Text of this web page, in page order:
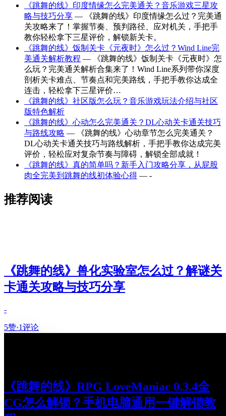
《跳舞的线》印度情缘怎么完美通关？音乐游戏三星攻
略与技巧分享 — 《跳舞的线》印度情缘怎么过？完美通
关攻略来了！掌握节奏、预判路径、应对机关，手把手
教你轻松拿下三星评价，解锁新关卡。
《跳舞的线》饭制关卡《元夜时》怎么过？Wind Line完
美通关解析教程 — 《跳舞的线》饭制关卡《元夜时》怎
么玩？完美通关解析合集来了！Wind Line系列带你深度
剖析关卡难点、节奏点和完美路线，手把手教你达成全
连击，轻松拿下三星评价…
《跳舞的线》社区版怎么玩？音乐游戏玩法介绍与社区
版特色解析
《跳舞的线》心动怎么完美通关？DL心动关卡通关技巧
与路线攻略 — 《跳舞的线》心动章节怎么完美通关？
DL心动关卡通关技巧与路线解析，手把手教你达成完美
评价，轻松应对复杂节奏与障碍，解锁全部成就！
《跳舞的线》真的简单吗？新手入门攻略分享，从屁股
肉全完美到跳舞的线初体验心得 — -
推荐阅读
《跳舞的线》兽化实验室怎么过？解谜关
卡通关攻略与技巧分享
-
5赞·1评论
《跳舞的线》RPG LoveManiac 0.3.4全
CG怎么解锁？手机电脑通用一键解锁教